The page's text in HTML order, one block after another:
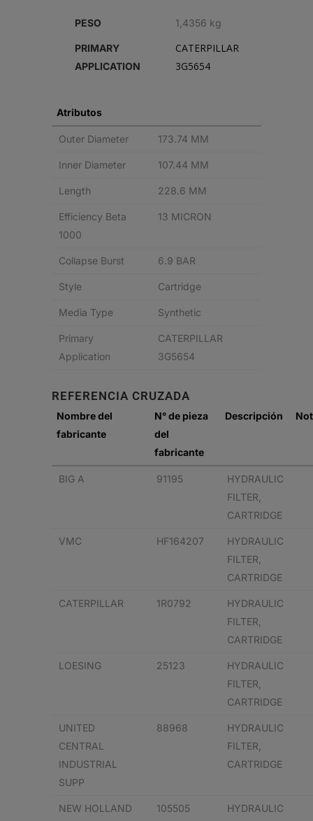
PESO 1,4356 kg
PRIMARY
APPLICATION
CATERPILLAR
3G5654
Atributos
Outer Diameter 173.74 MM
Inner Diameter 107.44 MM
Length 228.6 MM
Efficiency Beta
1000
13 MICRON
Collapse Burst 6.9 BAR
Style Cartridge
Media Type Synthetic
Primary
Application
CATERPILLAR
3G5654
REFERENCIA CRUZADA
Nombre del
fabricante
N° de pieza
del
fabricante
Descripción
BIG A 91195
HYDRAULIC
FILTER,
CARTRIDGE
VMC HF164207
HYDRAULIC
FILTER,
CARTRIDGE
CATERPILLAR 1R0792
HYDRAULIC
FILTER,
CARTRIDGE
LOESING 25123
HYDRAULIC
FILTER,
CARTRIDGE
UNITED
CENTRAL
INDUSTRIAL
SUPP
88968
HYDRAULIC
FILTER,
CARTRIDGE
NEW HOLLAND 105505
HYDRAULIC